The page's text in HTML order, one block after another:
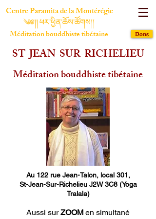
Centre Paramita de la Montérégie
༄༅།། ཕར་ཕྱིན་ཆོས་ཚོགས།།
Méditation bouddhiste tibétaine Dons
ST-JEAN-SUR-RICHELIEU
Méditation bouddhiste tibétaine
Au 122 rue Jean-Talon, local 301,
St-Jean-Sur-Richelieu J2W 3C8 (Yoga
Tralala)
Aussi surZOOM en simultané